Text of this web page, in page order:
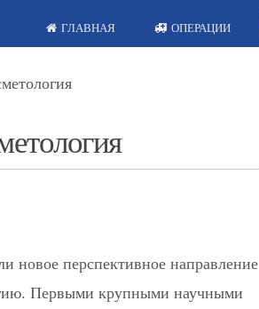
ГЛАВНАЯ ОПЕРАЦИИ
новое перспективное направление
Первыми крупными научными